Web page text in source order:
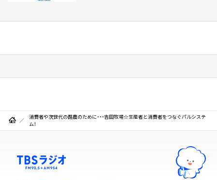
消費者や次世代の酪農のために・・・吉田牧場☆生産者と消費者をつなぐパルシステ
ム！